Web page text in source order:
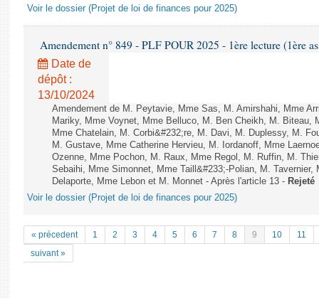
Voir le dossier (Projet de loi de finances pour 2025)
Amendement n° 849 - PLF POUR 2025 - 1ère lecture (1ère
Date de
dépôt :
13/10/2024
Amendement de M. Peytavie, Mme Sas, M. Amirshahi, Mme
Mariky, Mme Voynet, Mme Belluco, M. Ben Cheikh, M. Biteau,
Mme Chatelain, M. Corbi&#232;re, M. Davi, M. Duplessy, M.
M. Gustave, Mme Catherine Hervieu, M. Iordanoff, Mme
Ozenne, Mme Pochon, M. Raux, Mme Regol, M. Ruffin, M.
Sebaihi, Mme Simonnet, Mme Taill&#233;-Polian, M. Tavernier,
Delaporte, Mme Lebon et M. Monnet - Après l'article 13 - Rejeté
Voir le dossier (Projet de loi de finances pour 2025)
« précedent 1 2 3 4 5 6 7 8 9 10
11
suivant »